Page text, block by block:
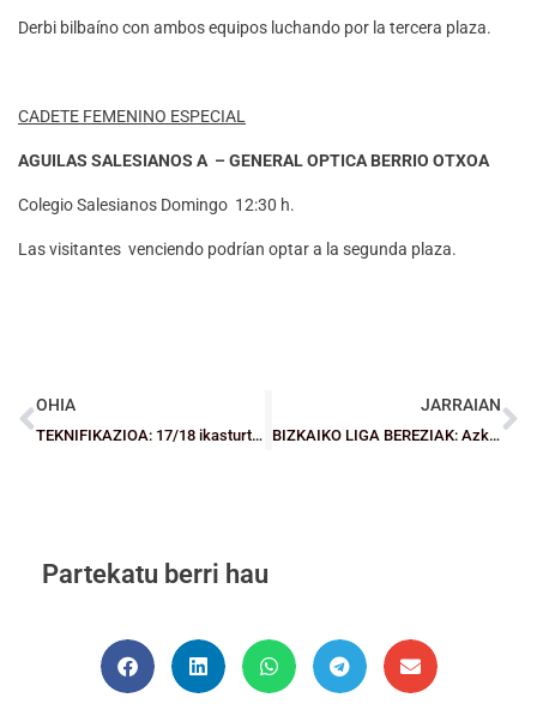
Derbi bilbaíno con ambos equipos luchando por la tercera plaza.
CADETE FEMENINO ESPECIAL
AGUILAS SALESIANOS A – GENERAL OPTICA BERRIO OTXOA
Colegio Salesianos Domingo 12:30 h.
Las visitantes venciendo podrían optar a la segunda plaza.
OHIA
TEKNIFIKAZIOA: 17/18 ikasturtearen amaiera
JARRAIAN
BIZKAIKO LIGA BEREZIAK: Azken jardunaldia aztertuko dugu
Partekatu berri hau